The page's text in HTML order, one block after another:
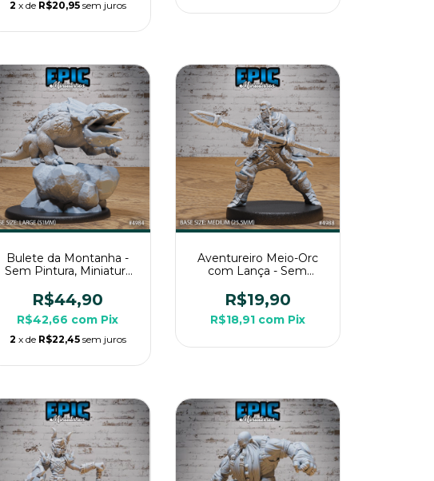
2 x de R$20,95 sem juros
Bulete da Montanha -
Sem Pintura, Miniatura
Mesa
R$44,90
R$42,66 com Pix
2 x de R$22,45 sem juros
Aventureiro Meio-Orc
com Lança - Sem
Média Para Rpg de
Mesa
R$19,90
R$18,91 com Pix